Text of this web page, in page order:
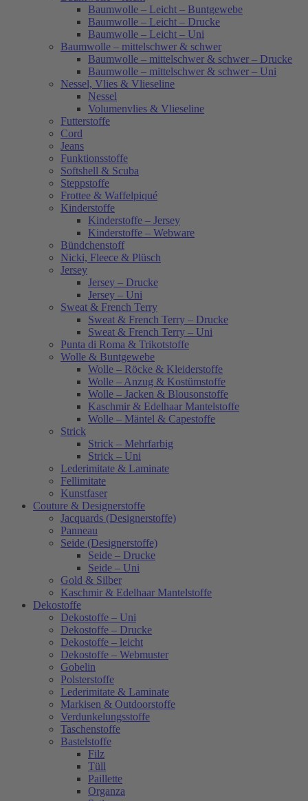
Baumwolle – Leicht – Buntgewebe
Baumwolle – Leicht – Drucke
Baumwolle – Leicht – Uni
Baumwolle – mittelschwer & schwer
Baumwolle – mittelschwer & schwer – Drucke
Baumwolle – mittelschwer & schwer – Uni
Nessel, Vlies & Vlieseline
Nessel
Volumenvlies & Vlieseline
Futterstoffe
Cord
Jeans
Funktionsstoffe
Softshell & Scuba
Steppstoffe
Frottee & Waffelpiqué
Kinderstoffe
Kinderstoffe – Jersey
Kinderstoffe – Webware
Bündchenstoff
Nicki, Fleece & Plüsch
Jersey
Jersey – Drucke
Jersey – Uni
Sweat & French Terry
Sweat & French Terry – Drucke
Sweat & French Terry – Uni
Punta di Roma & Trikotstoffe
Wolle & Buntgewebe
Wolle – Röcke & Kleiderstoffe
Wolle – Anzug & Kostümstoffe
Wolle – Jacken & Blousonstoffe
Kaschmir & Edelhaar Mantelstoffe
Wolle – Mäntel & Capestoffe
Strick
Strick – Mehrfarbig
Strick – Uni
Lederimitate & Laminate
Fellimitate
Kunstfaser
Couture & Designerstoffe
Jacquards (Designerstoffe)
Panneau
Seide (Designerstoffe)
Seide – Drucke
Seide – Uni
Gold & Silber
Kaschmir & Edelhaar Mantelstoffe
Dekostoffe
Dekostoffe – Uni
Dekostoffe – Drucke
Dekostoffe – leicht
Dekostoffe – Webmuster
Gobelin
Polsterstoffe
Lederimitate & Laminate
Markisen & Outdoorstoffe
Verdunkelungsstoffe
Taschenstoffe
Bastelstoffe
Filz
Tüll
Paillette
Organza